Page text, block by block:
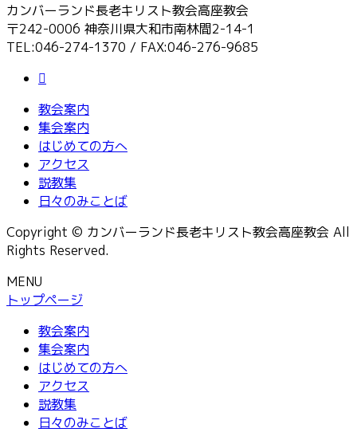
カンバーランド長老キリスト教会高座教会
〒242-0006 神奈川県大和市南林間2-14-1
TEL:046-274-1370 / FAX:046-276-9685
教会案内
集会案内
はじめての方へ
アクセス
説教集
日々のみことば
Copyright © カンバーランド長老キリスト教会高座教会 All
Rights Reserved.
MENU
トップページ
教会案内
集会案内
はじめての方へ
アクセス
説教集
日々のみことば